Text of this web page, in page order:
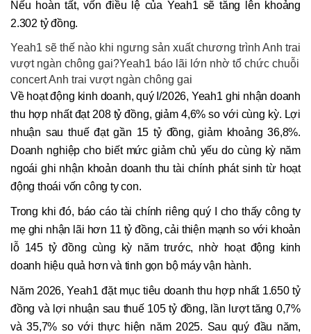
Nếu hoàn tất, vốn điều lệ của Yeah1 sẽ tăng lên khoảng
2.302 tỷ đồng.
Yeah1 sẽ thế nào khi ngưng sản xuất chương trình Anh trai
vượt ngàn chông gai?Yeah1 báo lãi lớn nhờ tổ chức chuỗi
concert Anh trai vượt ngàn chông gai
Về hoạt động kinh doanh, quý I/2026, Yeah1 ghi nhận doanh
thu hợp nhất đạt 208 tỷ đồng, giảm 4,6% so với cùng kỳ. Lợi
nhuận sau thuế đạt gần 15 tỷ đồng, giảm khoảng 36,8%.
Doanh nghiệp cho biết mức giảm chủ yếu do cùng kỳ năm
ngoái ghi nhận khoản doanh thu tài chính phát sinh từ hoạt
động thoái vốn công ty con.
Trong khi đó, báo cáo tài chính riêng quý I cho thấy công ty
mẹ ghi nhận lãi hơn 11 tỷ đồng, cải thiện mạnh so với khoản
lỗ 145 tỷ đồng cùng kỳ năm trước, nhờ hoạt động kinh
doanh hiệu quả hơn và tinh gọn bộ máy vận hành.
Năm 2026, Yeah1 đặt mục tiêu doanh thu hợp nhất 1.650 tỷ
đồng và lợi nhuận sau thuế 105 tỷ đồng, lần lượt tăng 0,7%
và 35,7% so với thực hiện năm 2025. Sau quý đầu năm,